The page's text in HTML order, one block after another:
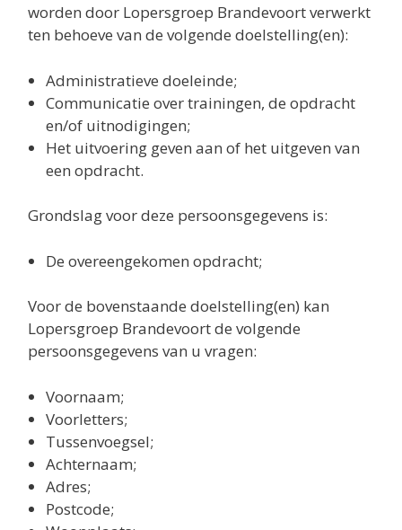
worden door Lopersgroep Brandevoort verwerkt
ten behoeve van de volgende doelstelling(en):
Administratieve doeleinde;
Communicatie over trainingen, de opdracht
en/of uitnodigingen;
Het uitvoering geven aan of het uitgeven van
een opdracht.
Grondslag voor deze persoonsgegevens is:
De overeengekomen opdracht;
Voor de bovenstaande doelstelling(en) kan
Lopersgroep Brandevoort de volgende
persoonsgegevens van u vragen:
Voornaam;
Voorletters;
Tussenvoegsel;
Achternaam;
Adres;
Postcode;